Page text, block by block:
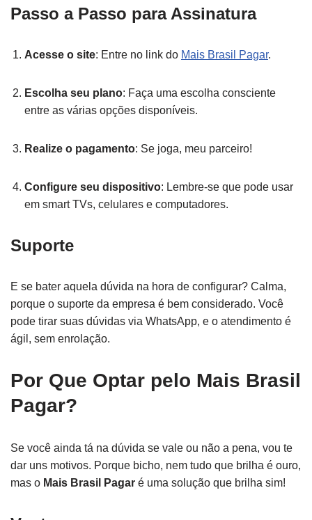
Passo a Passo para Assinatura
Acesse o site: Entre no link do Mais Brasil Pagar.
Escolha seu plano: Faça uma escolha consciente
entre as várias opções disponíveis.
Realize o pagamento: Se joga, meu parceiro!
Configure seu dispositivo: Lembre-se que pode usar
em smart TVs, celulares e computadores.
Suporte
E se bater aquela dúvida na hora de configurar? Calma,
porque o suporte da empresa é bem considerado. Você
pode tirar suas dúvidas via WhatsApp, e o atendimento é
ágil, sem enrolação.
Por Que Optar pelo Mais Brasil
Pagar?
Se você ainda tá na dúvida se vale ou não a pena, vou te
dar uns motivos. Porque bicho, nem tudo que brilha é ouro,
mas o Mais Brasil Pagar é uma solução que brilha sim!